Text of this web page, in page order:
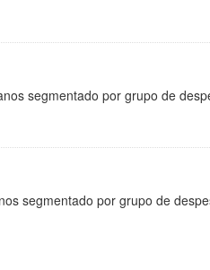
segmentado por grupo de
segmentado por grupo de